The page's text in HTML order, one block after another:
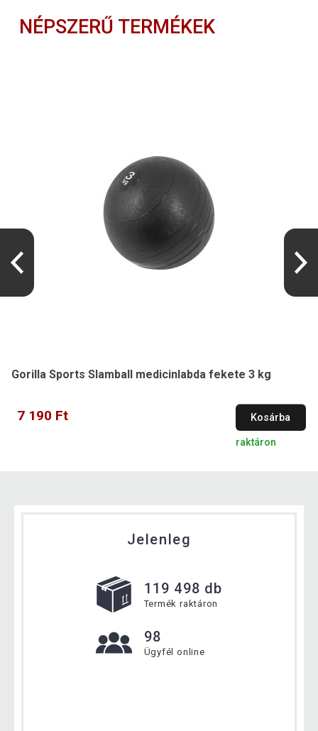
NÉPSZERŰ TERMÉKEK
Gorilla Sports Slamball medicinlabda fekete 3 kg
7 190 Ft Kosárba
raktáron
Jelenleg
119 498 db
Termék raktáron
98
Ügyfél online